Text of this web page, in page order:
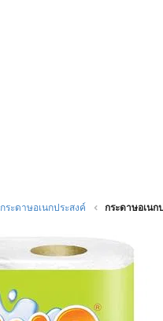
กระดาษอเนกประสงค์ กระดาษอเนก